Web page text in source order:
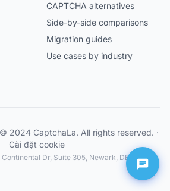
CAPTCHA alternatives
Side-by-side comparisons
Migration guides
Use cases by industry
2024 CaptchaLa. All rights reserved. ·
Cài đặt cookie
Continental Dr, Suite 305, Newark, DE 19713